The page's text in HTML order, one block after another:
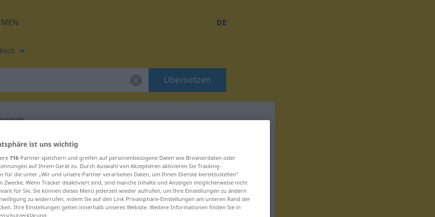
DE
Übersetzen
für "Augenweide"
ist uns wichtig
716-Partner speichern und greifen auf personenbezogene Daten wie Browserdaten oder
auf Ihrem Gerät zu. Durch Auswahl von Akzeptieren aktivieren Sie Tracking-
für die unter „Wir und unsere Partner verarbeiten Daten, um Ihnen Dienste bereitzustellen“
Zwecke. Wenn Tracker deaktiviert sind, sind manche Inhalte und Anzeigen möglicherweise nicht
für Sie. Sie können dieses Menü jederzeit wieder aufrufen, um Ihre Einstellungen zu ändern
zu widerrufen, indem Sie auf den Link Privatsphäre-Einstellungen am unteren Rand der
Ihre Einstellungen gelten innerhalb unseres Website. Weitere Informationen finden Sie in